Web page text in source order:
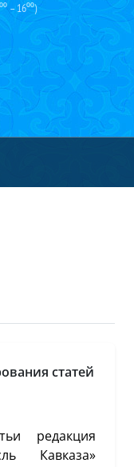
– 16⁰⁰)
статей
редакция
Кавказа»